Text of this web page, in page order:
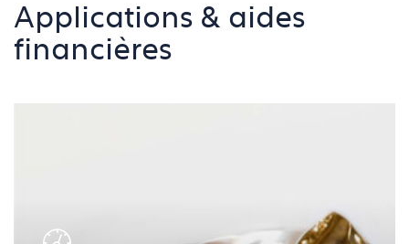
Applications & aides
financières